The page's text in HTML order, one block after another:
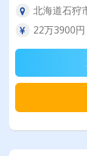
北海道石狩
22万3900